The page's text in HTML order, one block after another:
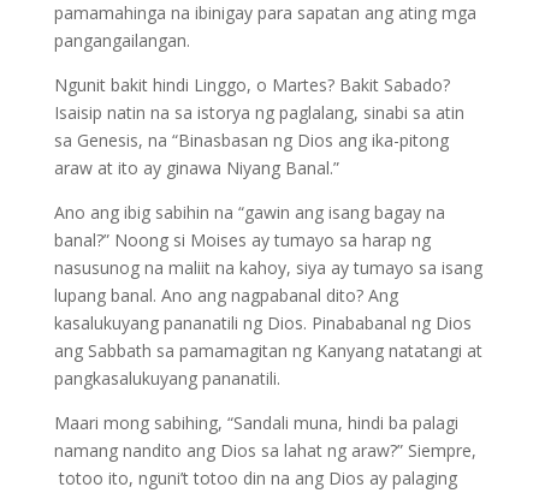
pamamahinga na ibinigay para sapatan ang ating mga
pangangailangan.
Ngunit bakit hindi Linggo, o Martes? Bakit Sabado?
Isaisip natin na sa istorya ng paglalang, sinabi sa atin
sa Genesis, na “Binasbasan ng Dios ang ika-pitong
araw at ito ay ginawa Niyang Banal.”
Ano ang ibig sabihin na “gawin ang isang bagay na
banal?” Noong si Moises ay tumayo sa harap ng
nasusunog na maliit na kahoy, siya ay tumayo sa isang
lupang banal. Ano ang nagpabanal dito? Ang
kasalukuyang pananatili ng Dios. Pinababanal ng Dios
ang Sabbath sa pamamagitan ng Kanyang natatangi at
pangkasalukuyang pananatili.
Maari mong sabihing, “Sandali muna, hindi ba palagi
namang nandito ang Dios sa lahat ng araw?” Siempre,
totoo ito, nguni’t totoo din na ang Dios ay palaging